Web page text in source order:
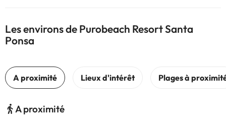
Les environs de Purobeach Resort Santa
Ponsa
A proximité